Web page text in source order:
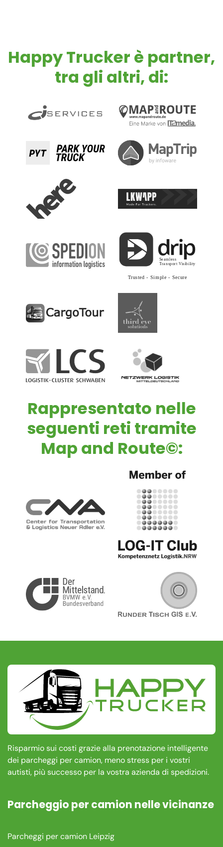
Happy Trucker è partner,
tra gli altri, di:
Rappresentato nelle
seguenti reti tramite
Map and Route©:
Risparmio sui costi grazie alla prenotazione intelligente
dei parcheggi per camion, meno stress per i vostri
autisti, più successo per la vostra azienda di spedizioni.
Parcheggio per camion nelle vicinanze
Parcheggi per camion Leipzig